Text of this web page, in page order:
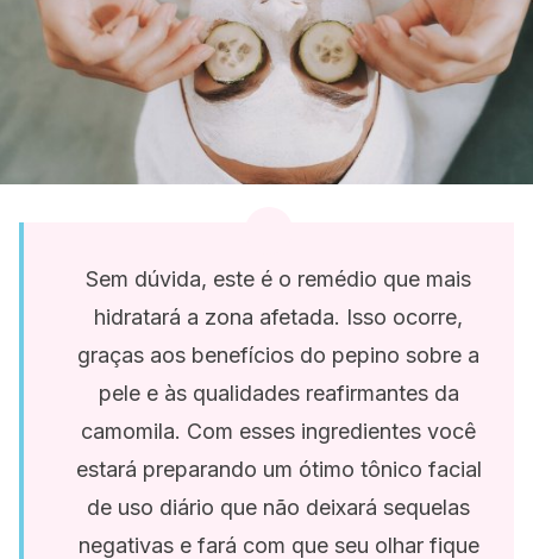
Sem dúvida, este é o remédio que mais
hidratará a zona afetada. Isso ocorre,
graças aos benefícios do pepino sobre a
pele e às qualidades reafirmantes da
camomila. Com esses ingredientes você
estará preparando um ótimo tônico facial
de uso diário que não deixará sequelas
negativas e fará com que seu olhar fique